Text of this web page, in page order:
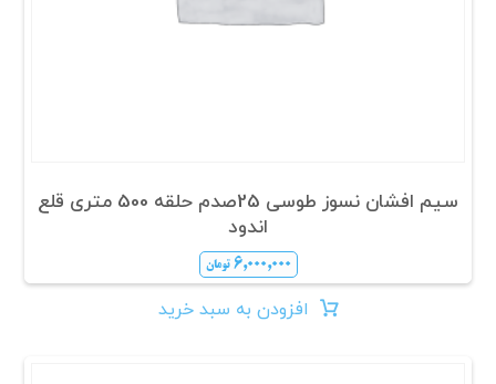
سیم افشان نسوز طوسی 25صدم حلقه 500 متری قلع
اندود
۶,۰۰۰,۰۰۰ تومان
افزودن به سبد خرید